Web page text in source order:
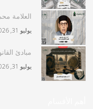
العلامة
يوليو 31, 2026
مبادئ
يوليو 31, 2026